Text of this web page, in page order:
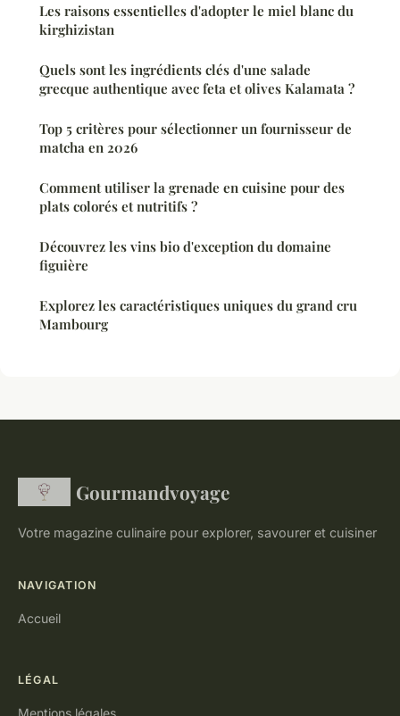
Les raisons essentielles d'adopter le miel blanc du
kirghizistan
Quels sont les ingrédients clés d'une salade
grecque authentique avec feta et olives Kalamata ?
Top 5 critères pour sélectionner un fournisseur de
matcha en 2026
Comment utiliser la grenade en cuisine pour des
plats colorés et nutritifs ?
Découvrez les vins bio d'exception du domaine
figuière
Explorez les caractéristiques uniques du grand cru
Mambourg
Gourmandvoyage
Votre magazine culinaire pour explorer, savourer et cuisiner
NAVIGATION
Accueil
LÉGAL
Mentions légales